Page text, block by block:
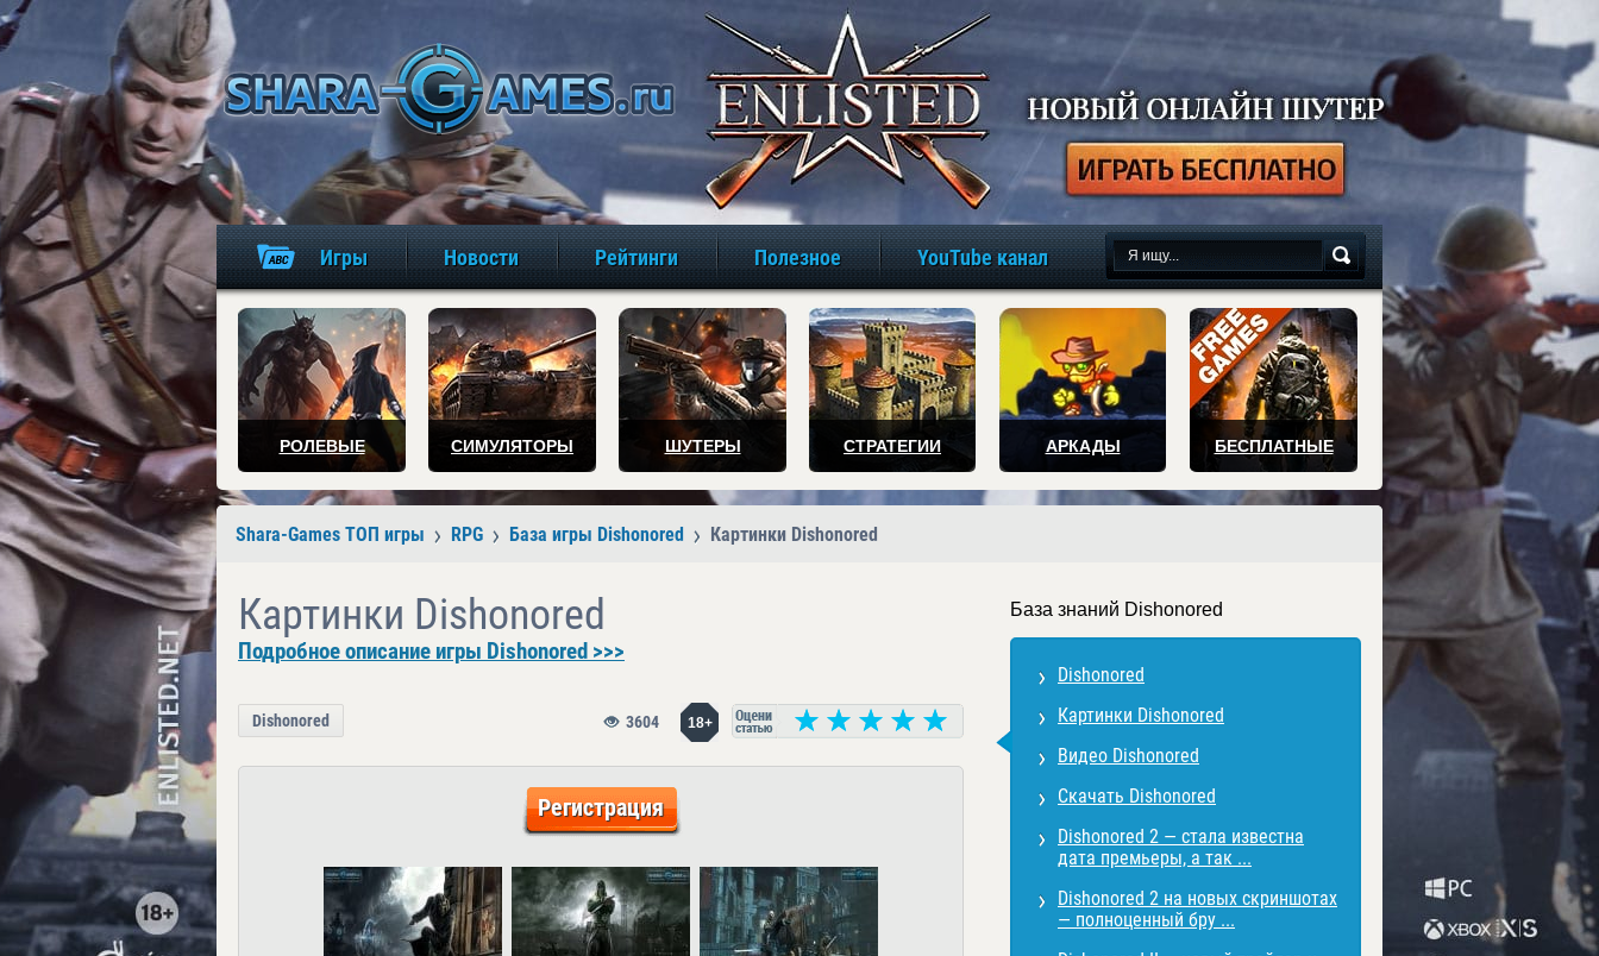
игры онлайн бесплатно
Игры Новости Рейтинги Полезное YouTube канал
РОЛЕВЫЕ СИМУЛЯТОРЫ ШУТЕРЫ СТРАТЕГИИ АРКАДЫ БЕСПЛАТНЫЕ
Shara-Games ТОП игры RPG База игры Dishonored Картинки Dishonored
Картинки Dishonored
Подробное описание игры Dishonored >>>
Dishonored 18+
3604
Регистрация
База знаний Dishonored
Dishonored
Картинки Dishonored
Видео Dishonored
Скачать Dishonored
Dishonored 2 — стала известна
дата премьеры, а так ...
Dishonored 2 на новых скриншотах
— полноценный бру ...